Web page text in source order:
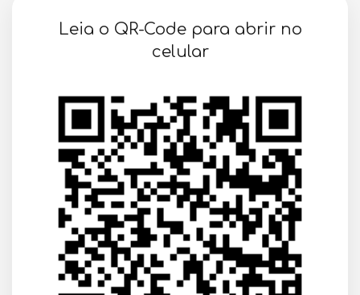
VOLTAR
Leia o QR-Code para abrir no
celular